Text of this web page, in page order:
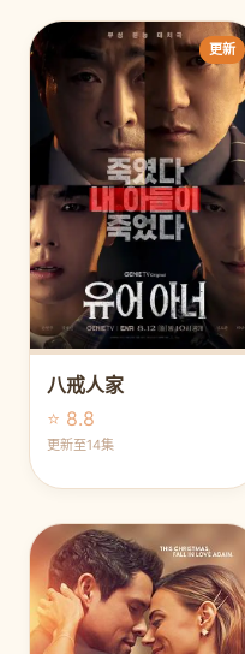
更新
八戒人家
⭐ 8.8
更新至14集